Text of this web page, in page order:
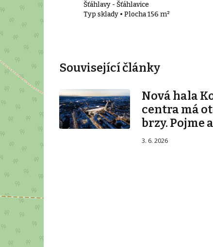
m²
Šťáhlavy - Šťáhlavice
Typ sklady • Plocha 156 m²
Související články
Nová hala
centra má
brzy. Pojme
3. 6. 2026